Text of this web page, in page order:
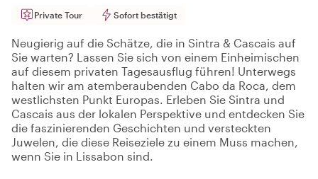
Private Tour Sofort bestätigt
Neugierig auf die Schätze, die in Sintra & Cascais auf
Sie warten? Lassen Sie sich von einem Einheimischen
auf diesem privaten Tagesausflug führen! Unterwegs
halten wir am atemberaubenden Cabo da Roca, dem
westlichsten Punkt Europas. Erleben Sie Sintra und
Cascais aus der lokalen Perspektive und entdecken Sie
die faszinierenden Geschichten und versteckten
Juwelen, die diese Reiseziele zu einem Muss machen,
wenn Sie in Lissabon sind.